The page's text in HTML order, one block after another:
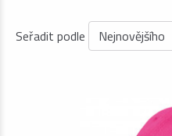
Seřadit podle